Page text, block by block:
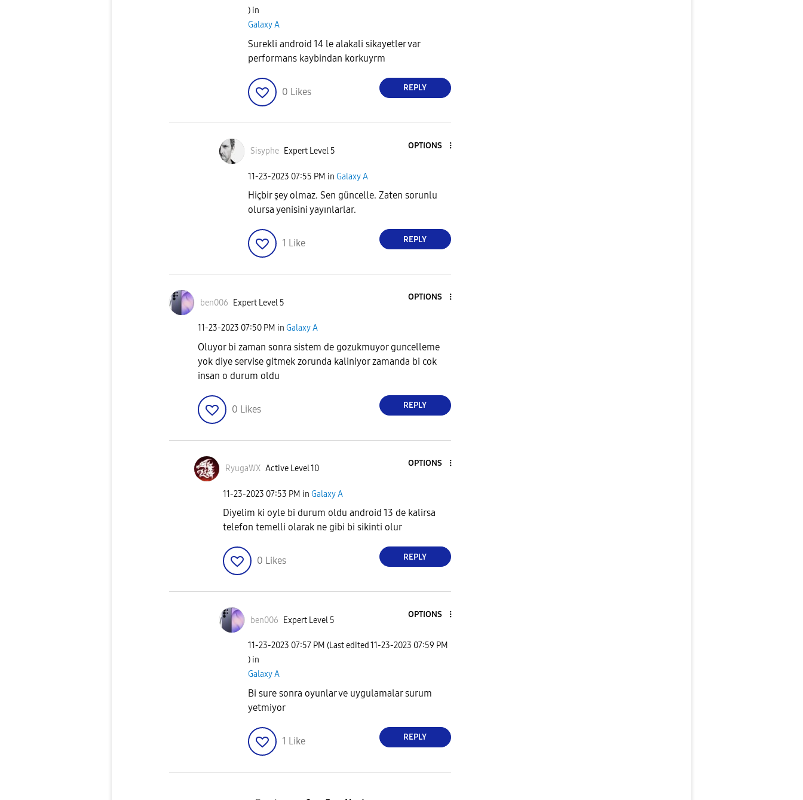
) in
Galaxy A
Surekli android 14 le alakali sikayetler var
performans kaybindan korkuyrm
0 Likes REPLY
Sisyphe Expert Level 5
OPTIONS
‎11-23-2023 07:55 PM in Galaxy A
Hiçbir şey olmaz. Sen güncelle. Zaten sorunlu
olursa yenisini yayınlarlar.
1 Like REPLY
ben006 Expert Level 5
OPTIONS
‎11-23-2023 07:50 PM in Galaxy A
Oluyor bi zaman sonra sistem de gozukmuyor guncelleme
yok diye servise gitmek zorunda kaliniyor zamanda bi cok
insan o durum oldu
0 Likes REPLY
RyugaWX Active Level 10
OPTIONS
‎11-23-2023 07:53 PM in Galaxy A
Diyelim ki oyle bi durum oldu android 13 de kalirsa
telefon temelli olarak ne gibi bi sikinti olur
0 Likes REPLY
ben006 Expert Level 5
OPTIONS
‎11-23-2023 07:57 PM (Last edited ‎11-23-2023 07:59 PM
) in
Galaxy A
Bi sure sonra oyunlar ve uygulamalar surum
yetmiyor
1 Like REPLY